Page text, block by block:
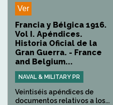
Ver
Francia y Bélgica 1916.
Vol I. Apéndices.
Historia Oficial de la
Gran Guerra. - France
and Belgium...
NAVAL & MILITARY PR
Veintiséis apéndices de
documentos relativos a los...